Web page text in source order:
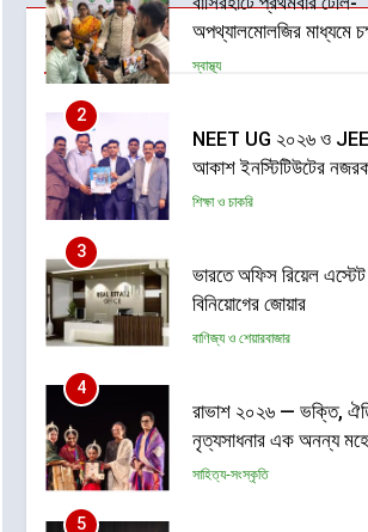
Trending
অপথ্যালমোলজির মাধ্যমে
স্বাস্থ্য
2
NEET UG ২০২৬ ও
আকাশ ইনস্টিটিউটের
ফলাফল পশ্চিমবঙ্গের পড়ুয়াদের
শিক্ষা ও চাকরি
3
ভারতে অফিস রিয়েল এস্টেট
বিনিয়োগের জোয়ার
বাণিজ্য ও শেয়ারবাজার
4
রাভাশ ২০২৬ — ভক্তি,
নৃত্যসাধনার এক অনন্য
সাহিত্য-সংস্কৃতি
5